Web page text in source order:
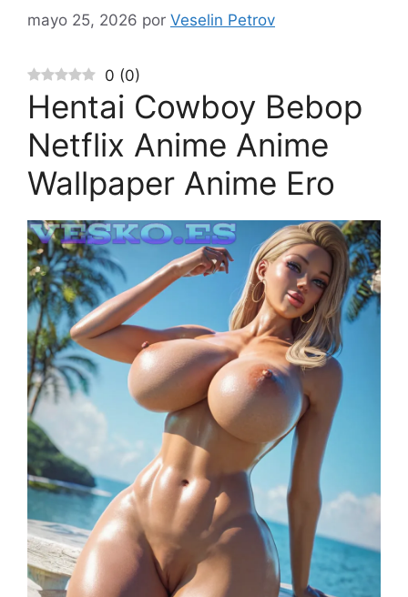
mayo 25, 2026 por Veselin Petrov
0 (0)
Hentai Cowboy Bebop
Netflix Anime Anime
Wallpaper Anime Ero